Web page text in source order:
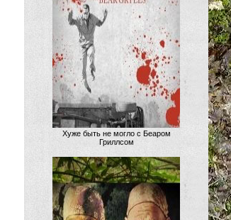
Хуже быть не могло с Беаром
Гриллсом